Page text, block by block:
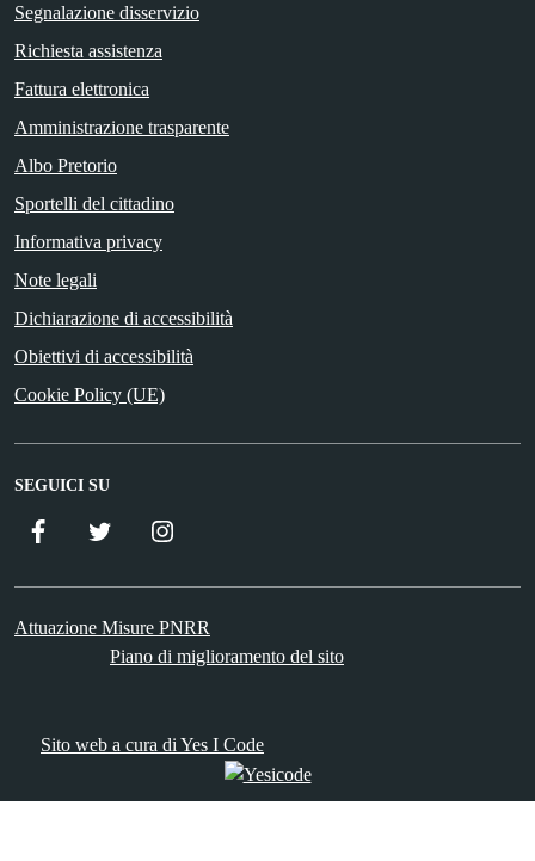
Segnalazione disservizio
Richiesta assistenza
Fattura elettronica
Amministrazione trasparente
Albo Pretorio
Sportelli del cittadino
Informativa privacy
Note legali
Dichiarazione di accessibilità
Obiettivi di accessibilità
Cookie Policy (UE)
SEGUICI SU
Facebook Twitter
Attuazione Misure PNRR
Piano di miglioramento del sito
Sito web a cura di Yes I Code